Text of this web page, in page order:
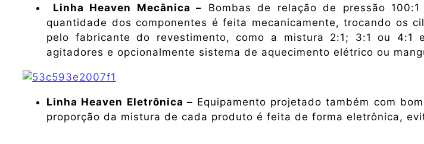
Linha Heaven Mecânica – Bombas de relação de pressão
quantidade dos componentes é feita mecanicamente, trocando os
pelo fabricante do revestimento, como a mistura 2:1; 3:1 ou 4:1
agitadores e opcionalmente sistema de aquecimento elétrico ou
Linha Heaven Eletrônica – Equipamento projetado também com
proporção da mistura de cada produto é feita de forma eletrônica,